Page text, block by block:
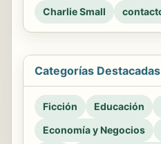
Charlie Small
Categorías Destacadas
Ficción Educación
Economía y Negocios